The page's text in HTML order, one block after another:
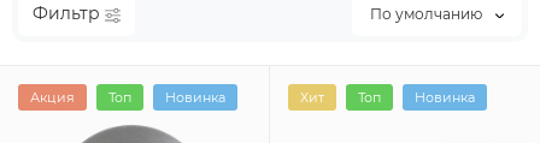
Фильтр По умолчанию
Акция Топ Новинка Хит Топ Новинка